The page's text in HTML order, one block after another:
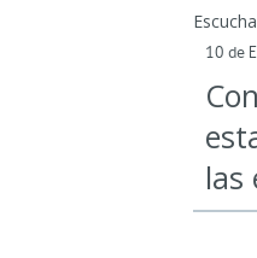
10 de
las